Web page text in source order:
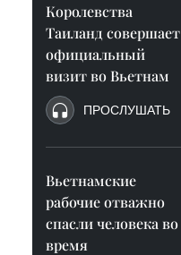
Королевства
Таиланд совершает
официальный
визит во Вьетнам
ПРОСЛУШАТЬ
Вьетнамские
рабочие отважно
спасли человека во
время